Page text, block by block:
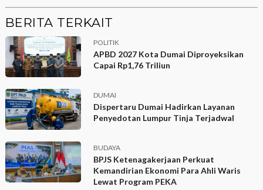
BERITA TERKAIT
POLITIK
APBD 2027 Kota Dumai Diproyeksikan
Capai Rp1,76 Triliun
DUMAI
Dispertaru Dumai Hadirkan Layanan
Penyedotan Lumpur Tinja Terjadwal
BUDAYA
BPJS Ketenagakerjaan Perkuat
Kemandirian Ekonomi Para Ahli Waris
Lewat Program PEKA